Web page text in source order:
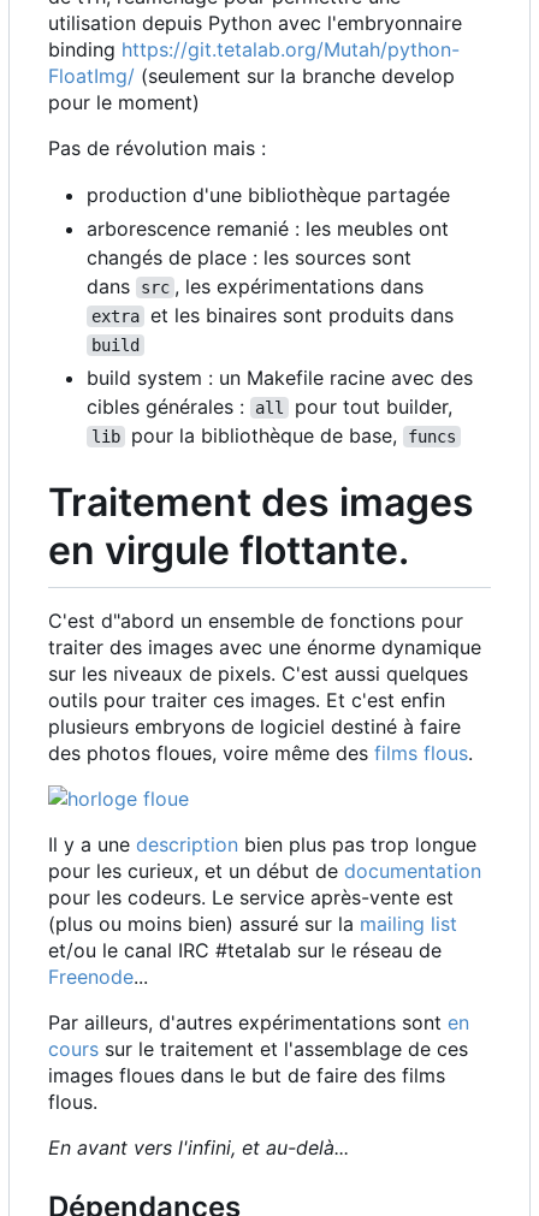
utilisation depuis Python avec l'embryonnaire
binding https://git.tetalab.org/Mutah/python-
FloatImg/ (seulement sur la branche develop
pour le moment)
Pas de révolution mais :
production d'une bibliothèque partagée
arborescence remanié : les meubles ont
changés de place : les sources sont
dans
src , les expérimentations dans
extra et les binaires sont produits dans
build
build system : un Makefile racine avec des
cibles générales :
all pour tout builder,
lib pour la bibliothèque de base, funcs
Traitement des images
en virgule flottante.
C'est d"abord un ensemble de fonctions pour
traiter des images avec une énorme dynamique
sur les niveaux de pixels. C'est aussi quelques
outils pour traiter ces images. Et c'est enfin
plusieurs embryons de logiciel destiné à faire
des photos floues, voire même des films flous.
Il y a une description bien plus pas trop longue
pour les curieux, et un début de documentation
pour les codeurs. Le service après-vente est
(plus ou moins bien) assuré sur la mailing list
et/ou le canal IRC #tetalab sur le réseau de
Freenode...
Par ailleurs, d'autres expérimentations sont en
cours sur le traitement et l'assemblage de ces
images floues dans le but de faire des films
flous.
En avant vers l'infini, et au-delà...
Dépendances